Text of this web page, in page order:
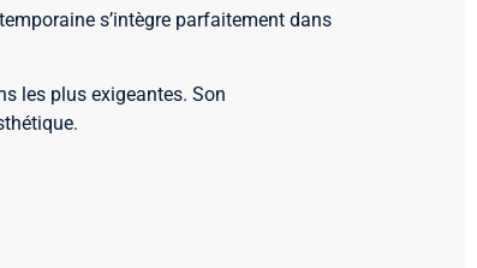
s’intègre parfaitement dans
les plus exigeantes. Son